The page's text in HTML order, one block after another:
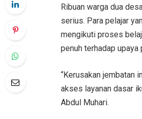
Ribuan warga dua
serius. Para pelajar
mengikuti proses
penuh terhadap
“Kerusakan jembatan
akses layanan dasar
Abdul Muhari.